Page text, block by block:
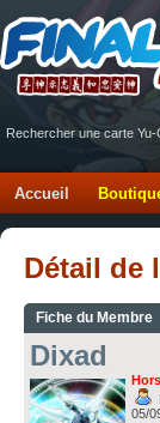
Rechercher une carte Yu-
Accueil
Détail de
Fiche du Membre
Dixad
05/